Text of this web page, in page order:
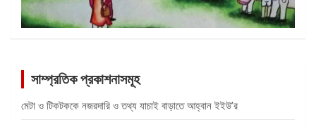
সাম্প্রতিক প্রকাশনাসমূহ
মেটা ও টিকটককে নজরদারি ও তথ্য যাচাই বাড়াতে আহ্বান ইইউ’র